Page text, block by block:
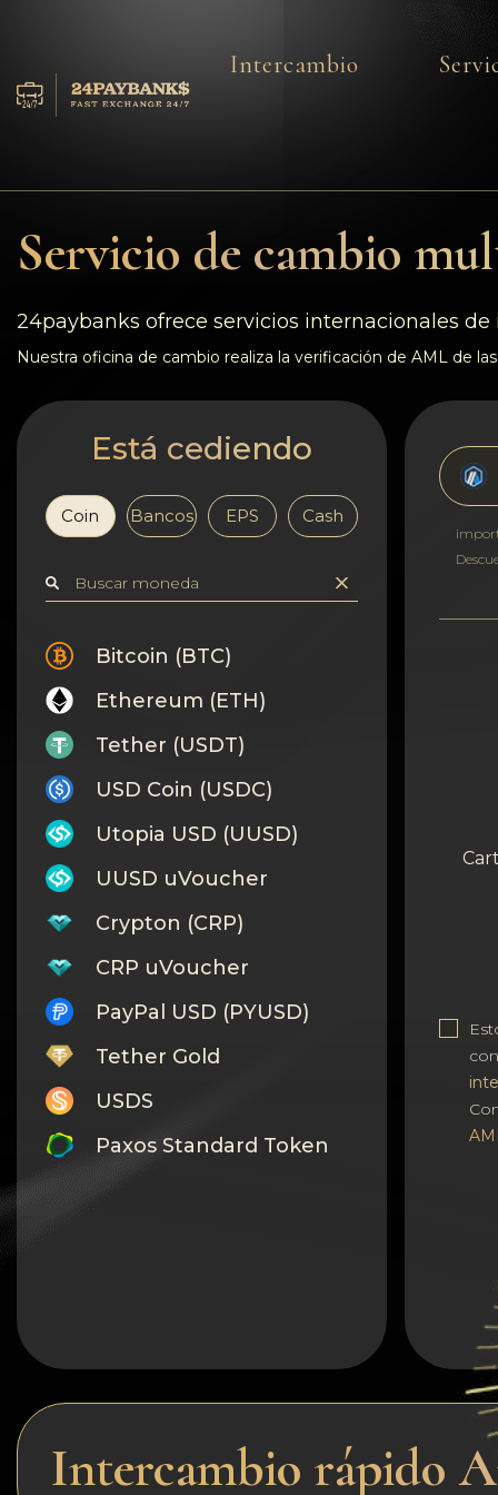
Reservas
Para los socios
Reseñas
AML/CFT
Confidencialidad
FAQ
Reputación
Mapa del sitio
Intercambio
Servicio de cambio
24paybanks ofrece servicios internacionales
Nuestra oficina de cambio realiza la verificación de AML de
Está cediendo
Coin Bancos EPS Cash
Bitcoin (BTC)
Ethereum (ETH)
Tether (USDT)
USD Coin (USDC)
Utopia USD (UUSD)
UUSD uVoucher
Crypton (CRP)
CRP uVoucher
PayPal USD (PYUSD)
Tether Gold
USDS
Paxos Standard Token
Monero
Notcoin (NOT)
BNB BEP20
Stellar
con
Intercambio rápido